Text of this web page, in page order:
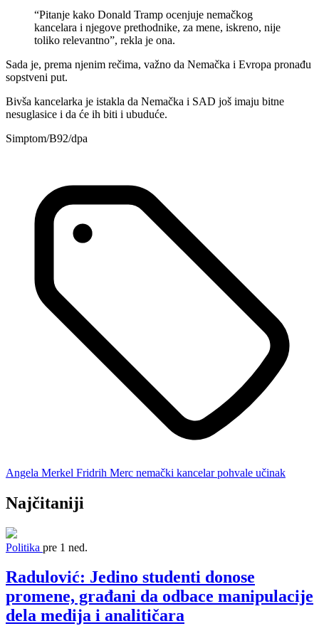
“Pitanje kako Donald Tramp ocenjuje nemačkog
kancelara i njegove prethodnike, za mene, iskreno, nije
toliko relevantno”, rekla je ona.
Sada je, prema njenim rečima, važno da Nemačka i Evropa pronađu
sopstveni put.
Bivša kancelarka je istakla da Nemačka i SAD još imaju bitne
nesuglasice i da će ih biti i ubuduće.
Simptom/B92/dpa
Angela Merkel Fridrih Merc nemački kancelar pohvale učinak
Najčitaniji
Politika pre 1 ned.
Radulović: Jedino studenti donose
promene, građani da odbace manipulacije
dela medija i analitičara